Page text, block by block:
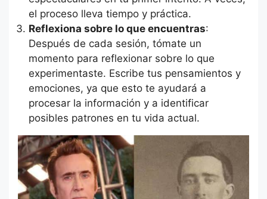
el proceso lleva tiempo y práctica.
Reflexiona sobre lo que encuentras:
Después de cada sesión, tómate un
momento para reflexionar sobre lo que
experimentaste. Escribe tus pensamientos y
emociones, ya que esto te ayudará a
procesar la información y a identificar
posibles patrones en tu vida actual.